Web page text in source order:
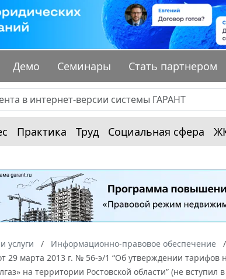
Демо Семинары Стать партнером
Практика Труд Социальная сфера
услуги Информационно-правовое обеспечение
29 марта 2013 г. № 56-э/1 “Об утверждении тарифов
на территории Ростовской области” (не вступил